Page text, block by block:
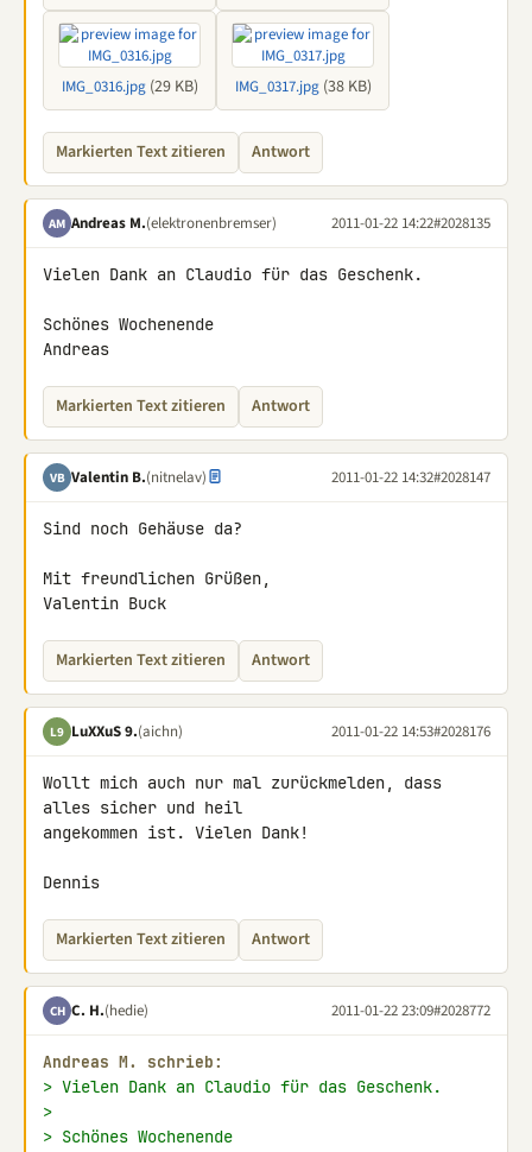
IMG_0316.jpg(29 KB) IMG_0317.jpg(38 KB)
Markierten Text zitieren Antwort
AM Andreas M.(elektronenbremser) 2011-01-22 14:22#2028135
Vielen Dank an Claudio für das Geschenk.
Schönes Wochenende
Andreas
Markierten Text zitieren Antwort
VB Valentin B.(nitnelav) 2011-01-22 14:32#2028147
Sind noch Gehäuse da?
Mit freundlichen Grüßen,
Valentin Buck
Markierten Text zitieren Antwort
L9 LuXXuS 9.(aichn) 2011-01-22 14:53#2028176
Wollt mich auch nur mal zurückmelden, dass
alles sicher und heil
angekommen ist. Vielen Dank!
Dennis
Markierten Text zitieren Antwort
CH C. H.(hedie) 2011-01-22 23:09#2028772
Andreas M. schrieb:
> Vielen Dank an Claudio für das Geschenk.
>
> Schönes Wochenende